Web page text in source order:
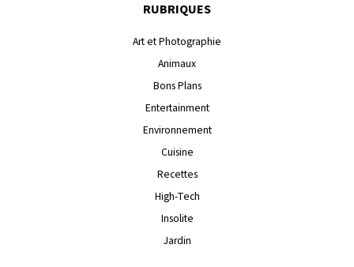
RUBRIQUES
Art et Photographie
Animaux
Bons Plans
Entertainment
Environnement
Cuisine
Recettes
High-Tech
Insolite
Jardin